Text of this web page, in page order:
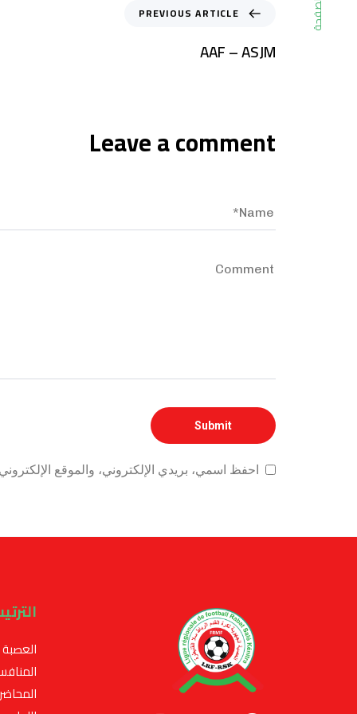
الصفحة PREVIOUS ARTICLE
AAF – ASJM
Leave a comment
احفظ اسمي، بريدي الإلكتروني، والموقع
العصبة
المحاضر